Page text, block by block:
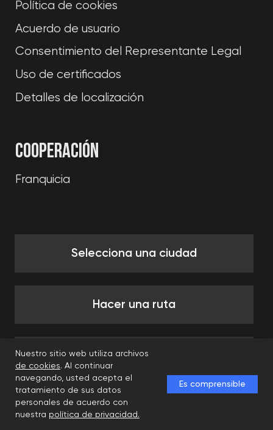
Nuestro sitio web utiliza archivos
de cookies. Al continuar
navegando, usted acepta el
tratamiento de sus datos
personales de acuerdo con
nuestra política de privacidad.
Es comprensible